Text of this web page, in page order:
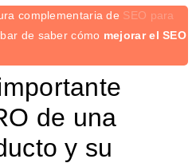
complementaria de SEO para
de saber cómo mejorar el SEO
de una
y su